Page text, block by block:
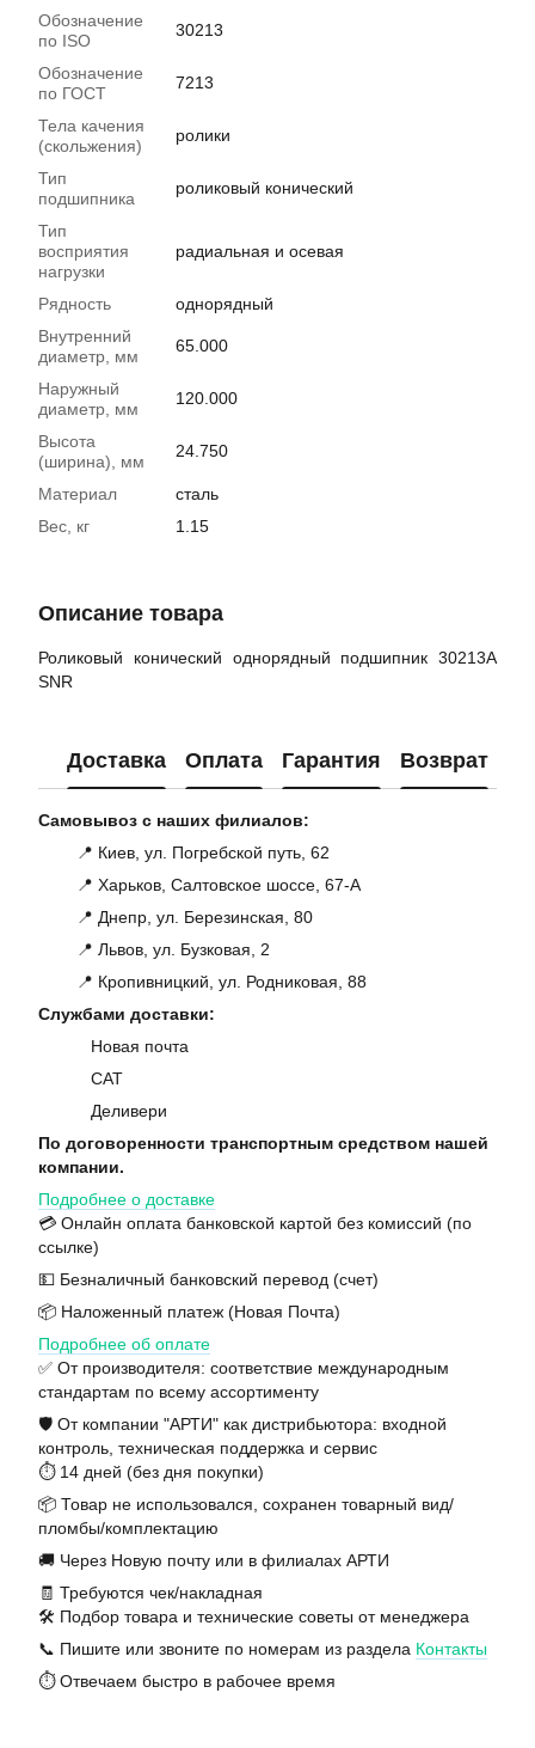
Обозначение
по ISO
30213
Обозначение
по ГОСТ
7213
Тела качения
(скольжения)
ролики
Тип
подшипника
роликовый конический
Тип
восприятия
нагрузки
радиальная и осевая
Рядность
однорядный
Внутренний
диаметр, мм
65.000
Наружный
диаметр, мм
120.000
Высота
(ширина), мм
24.750
Материал
сталь
Вес, кг
1.15
Описание товара
Роликовый конический однорядный подшипник 30213A
SNR
Доставка Оплата Гарантия Возврат
Самовывоз с наших филиалов:
📍 Киев, ул. Погребской путь, 62
📍 Харьков, Салтовское шоссе, 67-А
📍 Днепр, ул. Березинская, 80
📍 Львов, ул. Бузковая, 2
📍 Кропивницкий, ул. Родниковая, 88
Службами доставки:
Новая почта
САТ
Деливери
По договоренности транспортным средством нашей
компании.
Подробнее о доставке
💳 Онлайн оплата банковской картой без комиссий (по
ссылке)
💵 Безналичный банковский перевод (счет)
📦 Наложенный платеж (Новая Почта)
Подробнее об оплате
✅ От производителя: соответствие международным
стандартам по всему ассортименту
🛡️ От компании "АРТИ" как дистрибьютора: входной
контроль, техническая поддержка и сервис
⏱️ 14 дней (без дня покупки)
📦 Товар не использовался, сохранен товарный вид/
пломбы/комплектацию
🚚 Через Новую почту или в филиалах АРТИ
🧾 Требуются чек/накладная
🛠️ Подбор товара и технические советы от менеджера
📞 Пишите или звоните по номерам из раздела Контакты
⏱️ Отвечаем быстро в рабочее время